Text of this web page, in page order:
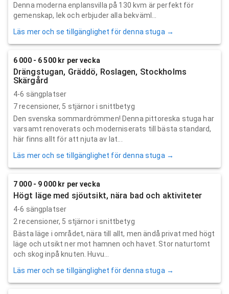
Denna moderna enplansvilla på 130 kvm är perfekt för
gemenskap, lek och erbjuder alla bekväml...
Läs mer och se tillgänglighet för denna stuga →
6 000 - 6 500 kr per vecka
Drängstugan, Gräddö, Roslagen, Stockholms
Skärgård
4-6 sängplatser
7recensioner, 5 stjärnor i snittbetyg
Den svenska sommardrömmen! Denna pittoreska stuga har
varsamt renoverats och moderniserats till bästa standard,
här finns allt för att njuta av lat...
Läs mer och se tillgänglighet för denna stuga →
7 000 - 9 000 kr per vecka
Högt läge med sjöutsikt, nära bad och aktiviteter
4-6 sängplatser
2 recensioner, 5 stjärnor i snittbetyg
Bästa läge i området, nära till allt, men ändå privat med högt
läge och utsikt ner mot hamnen och havet. Stor naturtomt
och skog inpå knuten. Huvu...
Läs mer och se tillgänglighet för denna stuga →